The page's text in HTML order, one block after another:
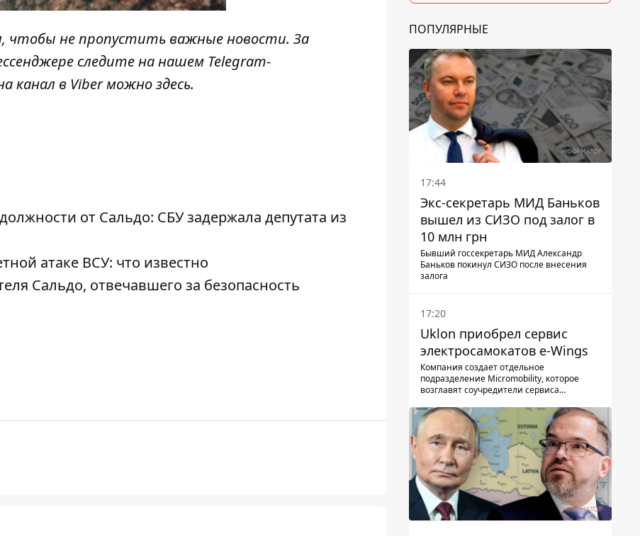
, чтобы не пропустить важные новости. За
следите на нашем Telegram-
канал в Viber можноздесь.
от Сальдо: СБУ задержала депутата из
атаке ВСУ: что известно
Сальдо, отвечавшего за безопасность
ПОПУЛЯРНЫЕ
17:44
Экс-секретарь МИД Баньков
вышел из СИЗО под залог в
10 млн грн
Бывший госсекретарь МИД Александр
Баньков покинул СИЗО после внесения
залога
17:20
Uklon приобрел сервис
электросамокатов e-Wings
Компания создает отдельное
подразделение Micromobility, которое
возглавят соучредители сервиса